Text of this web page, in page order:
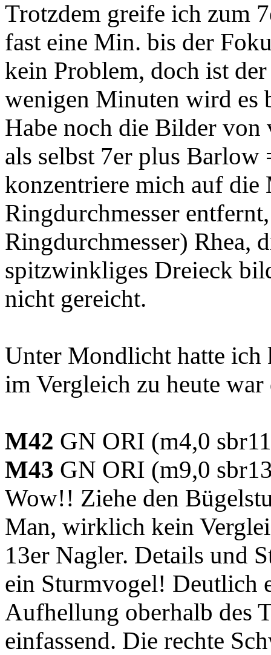
Trotzdem greife ich zum
fast eine Min. bis der
kein Problem, doch ist
wenigen Minuten wird es
Habe noch die Bilder
als selbst 7er plus
konzentriere mich auf
Ringdurchmesser
Ringdurchmesser) Rhea,
spitzwinkliges Dreieck
nicht gereicht.
Unter Mondlicht hatte ich
im Vergleich zu heute
M42 GN ORI (m4,0
M43 GN ORI (m9,0
Wow!! Ziehe den
Man, wirklich kein
13er Nagler. Details und
ein Sturmvogel! Deutlich
Aufhellung oberhalb des
einfassend. Die rechte